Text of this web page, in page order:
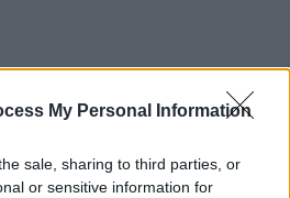
My Personal Information
sale, sharing to third parties, or
or sensitive information for